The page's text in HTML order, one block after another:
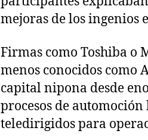
mejoras de los ingenios
Firmas como Toshiba o
menos conocidos como
capital nipona desde
procesos de
teledirigidos para